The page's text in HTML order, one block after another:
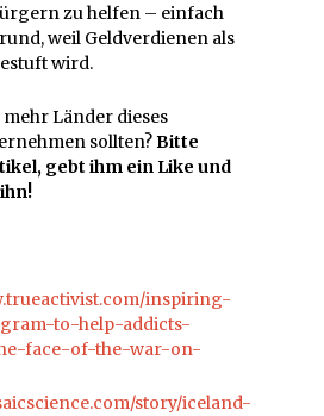
zu helfen – einfach
weil Geldverdienen als
wird.
Länder dieses
sollten?Bitte
gebt ihm ein Like und
inspiring-
to-help-addicts-
face-of-the-war-on-
story/iceland-